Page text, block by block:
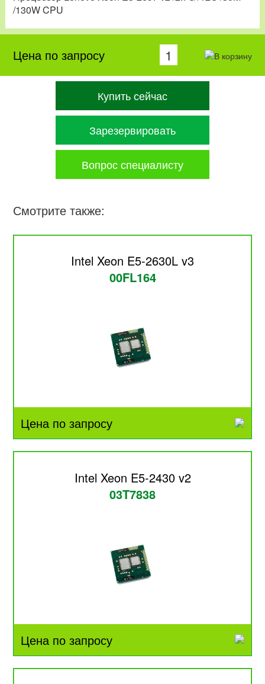
/130W CPU
Цена по запросу
Купить сейчас
Зарезервировать
Вопрос специалисту
Смотрите также:
Intel Xeon E5-2630L v3
00FL164
Цена по запросу
Intel Xeon E5-2430 v2
03T7838
Цена по запросу